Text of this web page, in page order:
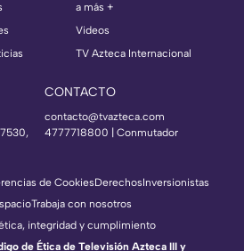
a más +
Videos
TV Azteca Internacional
CONTACTO
contacto@tvazteca.com
4777718800 | Conmutador
de CookiesDerechosInversionistas
Trabaja con nosotros
integridad y cumplimiento
de Ética de Televisión Azteca III y